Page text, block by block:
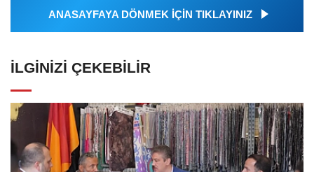
ANASAYFAYA DÖNMEK İÇİN TIKLAYINIZ
İLGINIZI ÇEKEBILIR